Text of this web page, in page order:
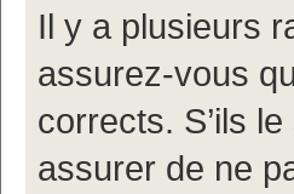
Il y a plusieurs
assurez-vous
corrects. S’ils
assurer de ne